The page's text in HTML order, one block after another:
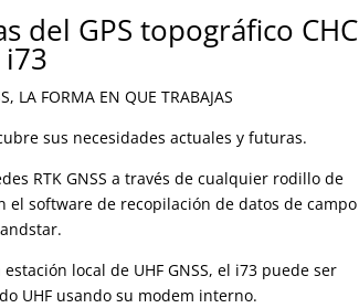
del GPS topográfico CHC
i73
LA FORMA EN QUE TRABAJAS
sus necesidades actuales y futuras.
RTK GNSS a través de cualquier rodillo de
software de recopilación de datos de campo
local de UHF GNSS, el i73 puede ser
UHF usando su modem interno.